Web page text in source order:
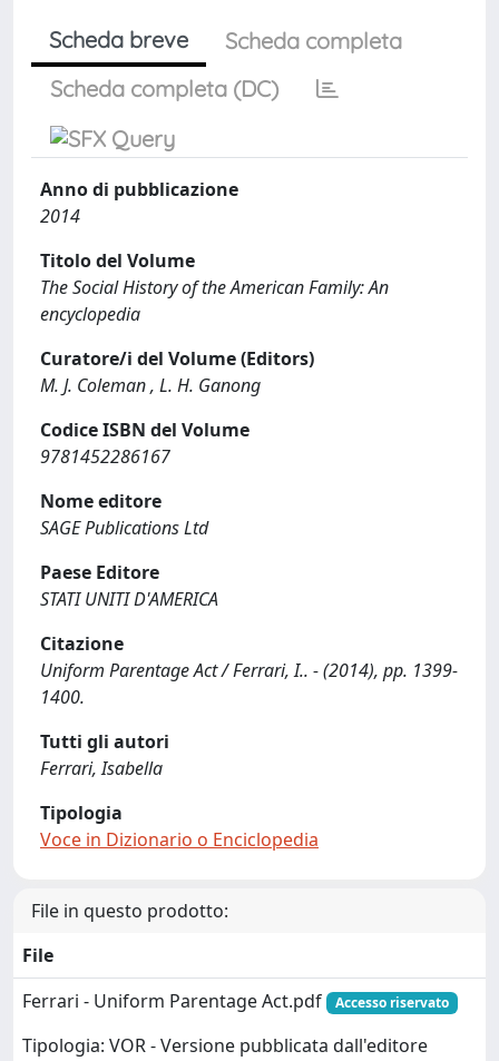
Scheda breve
Scheda completa
Scheda completa (DC)
Anno di pubblicazione
2014
Titolo del Volume
The Social History of the American Family: An
encyclopedia
Curatore/i del Volume (Editors)
M. J. Coleman , L. H. Ganong
Codice ISBN del Volume
9781452286167
Nome editore
SAGE Publications Ltd
Paese Editore
STATI UNITI D'AMERICA
Citazione
Uniform Parentage Act / Ferrari, I.. - (2014), pp. 1399-
1400.
Tutti gli autori
Ferrari, Isabella
Tipologia
Voce in Dizionario o Enciclopedia
File in questo prodotto:
File
Ferrari - Uniform Parentage Act.pdf
Accesso riservato
Tipologia: VOR - Versione pubblicata dall'editore